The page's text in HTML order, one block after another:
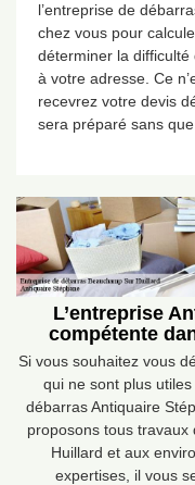
l’entreprise de
chez vous pour
déterminer la difficulté
à votre adresse. Ce
recevrez votre devis
sera préparé sans
L’entreprise
compétente
Si vous souhaitez vous
qui ne sont plus
débarras Antiquaire
proposons tous
Huillard et aux
expertises, il vous